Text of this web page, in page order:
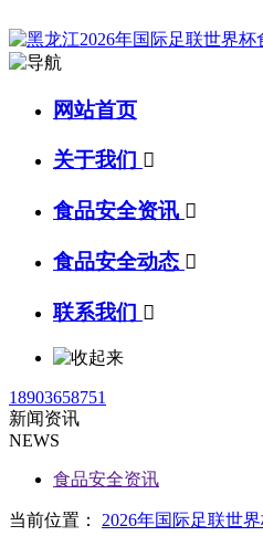
网站首页
关于我们 
食品安全资讯 
食品安全动态 
联系我们 
18903658751
新闻资讯
NEWS
食品安全资讯
当前位置： 2026年国际足联世